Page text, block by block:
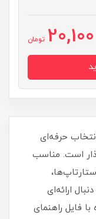
20,100 تومان
حرفه‌ای
است. مناسب
ارائه‌ای
فایل راهنمای